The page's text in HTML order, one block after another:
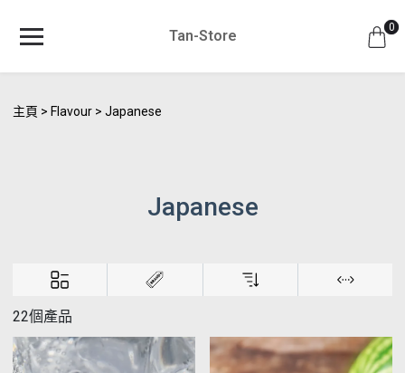
0
Tan-Store
主頁 Flavour Japanese
Japanese
22個產品